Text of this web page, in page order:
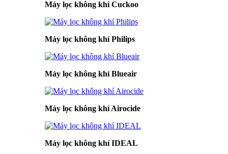
Máy lọc không khí Cuckoo
Máy lọc không khí Philips
Máy lọc không khí Blueair
Máy lọc không khí Airocide
Máy lọc không khí IDEAL